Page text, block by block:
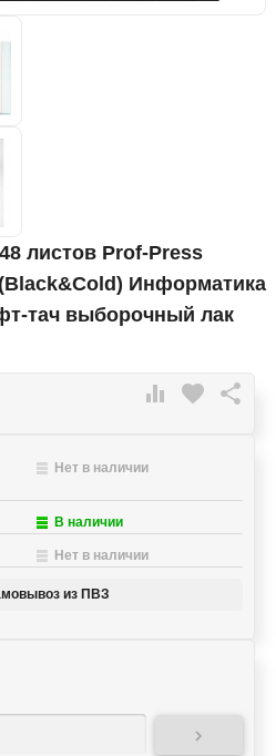
листов Prof-Press
Информатика
тач выборочный лак
 favorite 
Нет в наличии
В наличии
Нет в наличии
из ПВЗ
